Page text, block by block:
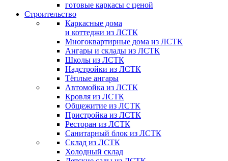
готовые каркасы с ценой
Строительство
Каркасные дома
и коттеджи из ЛСТК
Многоквартирные дома из ЛСТК
Ангары и склады из ЛСТК
Школы из ЛСТК
Надстройки из ЛСТК
Тёплые ангары
Автомойка из ЛСТК
Кровля из ЛСТК
Общежитие из ЛСТК
Пристройка из ЛСТК
Ресторан из ЛСТК
Санитарный блок из ЛСТК
Склад из ЛСТК
Холодный склад